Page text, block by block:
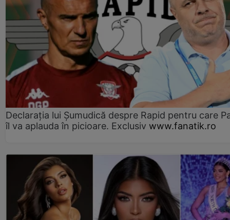
Declarația lui Șumudică despre Rapid pentru care
îl va aplauda în picioare. Exclusiv www.fanatik.ro